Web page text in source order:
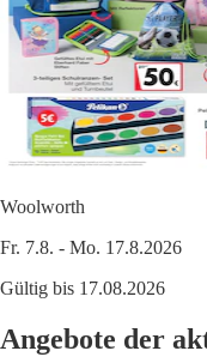
Woolworth
Fr. 7.8. - Mo. 17.8.2026
Gültig bis 17.08.2026
Angebote der